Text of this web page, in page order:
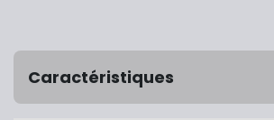
Caractéristiques